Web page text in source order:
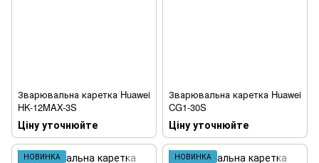
Зварювальна каретка Huawei
HK-12MAX-3S
Ціну уточнюйте
Зварювальна каретка Huawei
CG1-30S
Ціну уточнюйте
НОВИНКА НОВИНКА